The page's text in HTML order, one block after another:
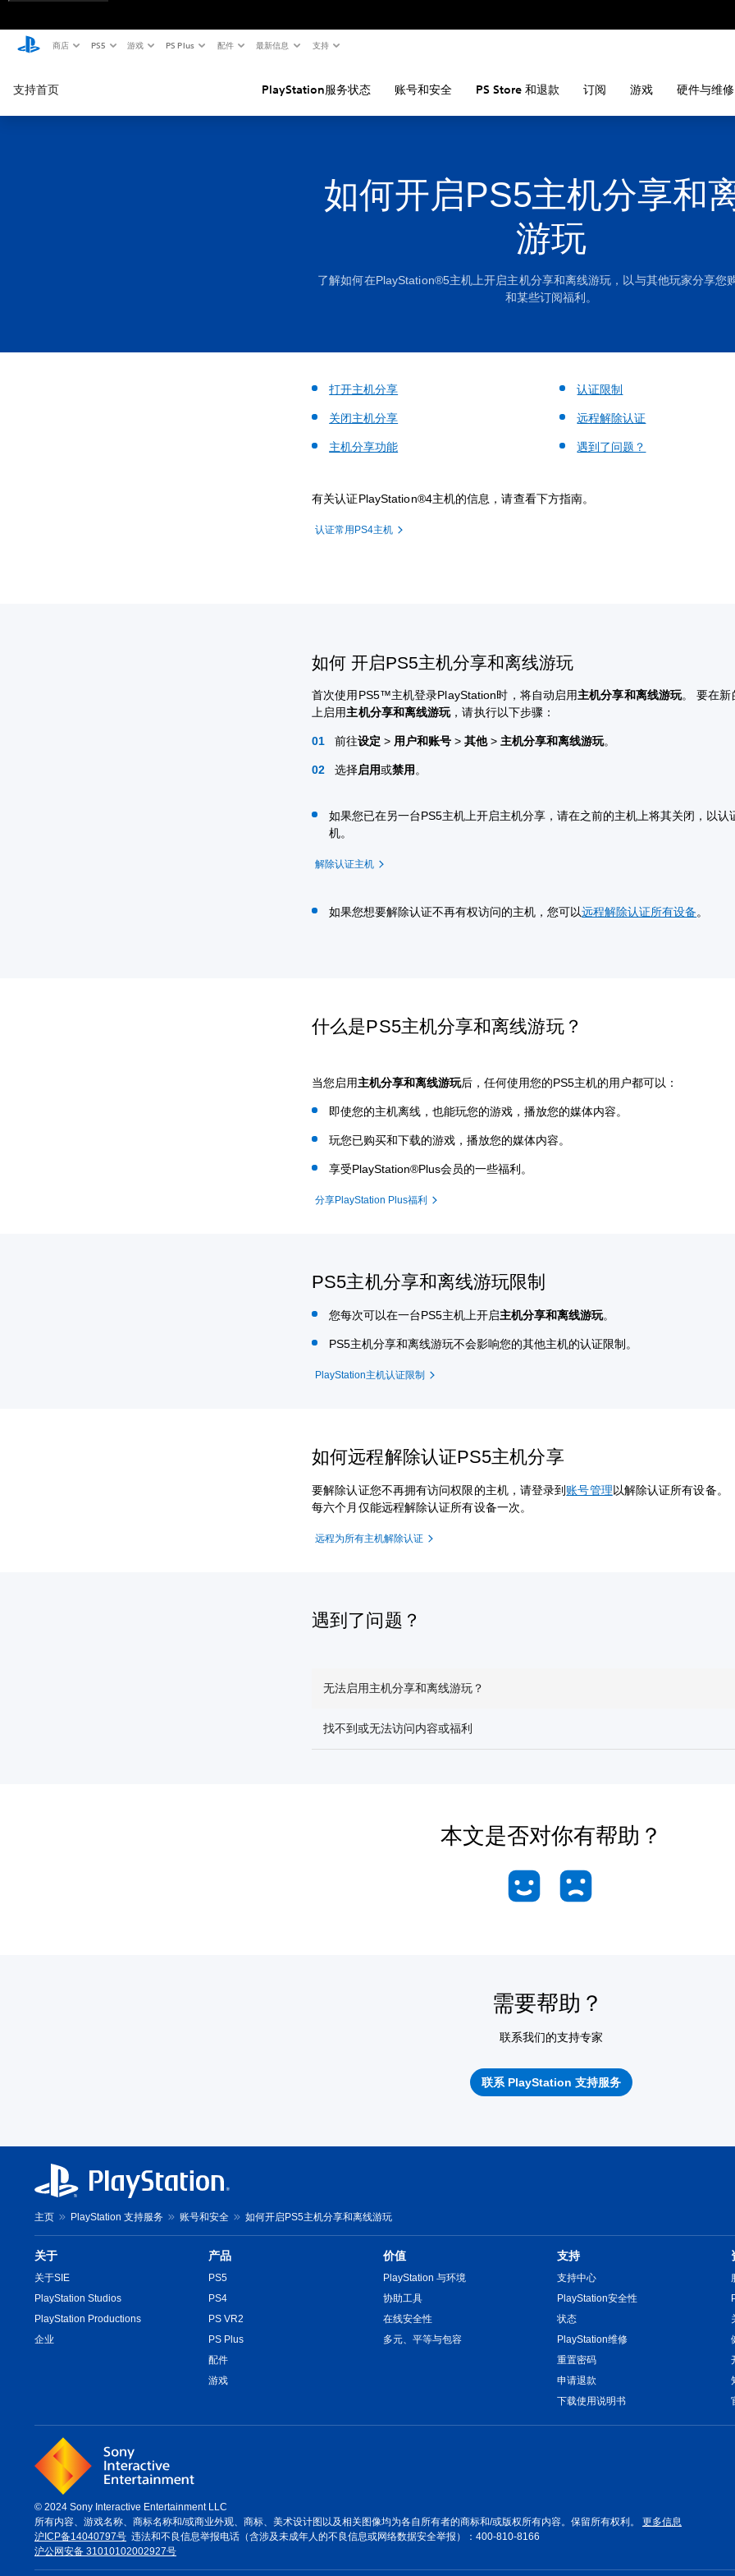
商店 PS5 游戏 PS Plus 配件 最新信息 支持
支持首页 PlayStation服务状态 账号和安全 PS Store 和退款 订阅 游戏 硬件与维修
如何开启PS5主机分享和
游玩
了解如何在PlayStation®5主机上开启主机分享和离线游玩，以与其他玩家分享您
和某些订阅福利。
打开主机分享
关闭主机分享
主机分享功能
认证限制
远程解除认证
遇到了问题？
有关认证PlayStation®4主机的信息，请查看下方指南。
认证常用PS4主机
如何 开启PS5主机分享和离线游玩
首次使用PS5™主机登录PlayStation时，将自动启用主机分享和离线游玩。 要在新
上启用主机分享和离线游玩，请执行以下步骤：
前往设定 > 用户和账号 >其他> 主机分享和离线游玩。
选择启用或禁用 。
如果您已在另一台PS5主机上开启主机分享，请在之前的主机上将其关闭，以认
机。
解除认证主机
如果您想要解除认证不再有权访问的主机，您可以远程解除认证所有设备。
什么是PS5主机分享和离线游玩？
当您启用主机分享和离线游玩后，任何使用您的PS5主机的用户都可以：
即使您的主机离线，也能玩您的游戏，播放您的媒体内容。
玩您已购买和下载的游戏，播放您的媒体内容。
享受PlayStation®Plus会员的一些福利。
分享PlayStation Plus福利
PS5主机分享和离线游玩限制
您每次可以在一台PS5主机上开启主机分享和离线游玩。
PS5主机分享和离线游玩不会影响您的其他主机的认证限制。
PlayStation主机认证限制
如何远程解除认证PS5主机分享
要解除认证您不再拥有访问权限的主机，请登录到 账号管理以解除认证所有设备。
每六个月仅能远程解除认证所有设备一次。
远程为所有主机解除认证
遇到了问题？
无法启用主机分享和离线游玩？
找不到或无法访问内容或福利
本文是否对你有帮助？
需要帮助？
联系我们的支持专家
联系 PlayStation 支持服务
主页 PlayStation 支持服务 账号和安全 如何开启PS5主机分享和离线游玩
关于
关于SIE
PlayStation Studios
PlayStation Productions
企业
产品
PS5
PS4
PS VR2
PS Plus
配件
游戏
价值
PlayStation 与环境
协助工具
在线安全性
多元、平等与包容
支持
支持中心
PlayStation安全性
状态
PlayStation维修
重置密码
申请退款
下载使用说明书
© 2024 Sony Interactive Entertainment LLC
所有内容、游戏名称、商标名称和/或商业外观、商标、美术设计图以及相关图像均为各自所有者的商标和/或版权所有内容。保留所有权利。 更多信息
沪ICP备14040797号 违法和不良信息举报电话（含涉及未成年人的不良信息或网络数据安全举报）：400-810-8166
沪公网安备 31010102002927号